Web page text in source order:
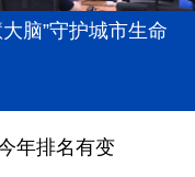
脑”守护城市生命
年排名有变